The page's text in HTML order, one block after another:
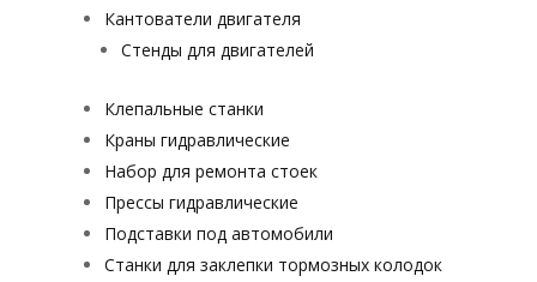
Кантователи двигателя
Стенды для двигателей
Клепальные станки
Краны гидравлические
Набор для ремонта стоек
Прессы гидравлические
Подставки под автомобили
Станки для заклепки тормозных колодок